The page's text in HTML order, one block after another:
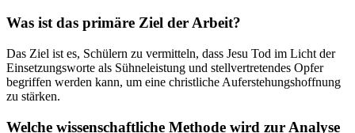
Was ist das primäre Ziel der Arbeit?
Das Ziel ist es, Schülern zu vermitteln, dass Jesu Tod im Licht der
Einsetzungsworte als Sühneleistung und stellvertretendes Opfer
begriffen werden kann, um eine christliche Auferstehungshoffnung
zu stärken.
Welche wissenschaftliche Methode wird zur Analyse